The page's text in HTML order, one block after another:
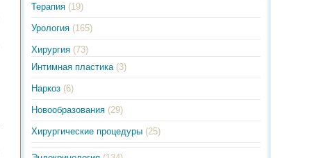
Терапия (19)
Урология (165)
Хирургия (73)
Интимная пластика (3)
Наркоз (6)
Новообразования (29)
Хирургические процедуры (25)